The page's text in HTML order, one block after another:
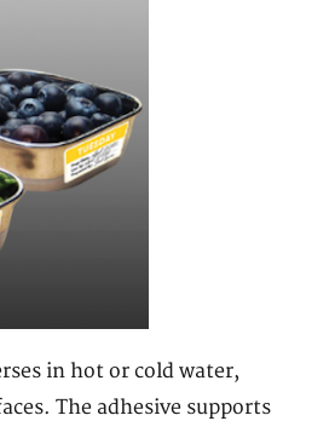
in hot or cold water,
The adhesive supports